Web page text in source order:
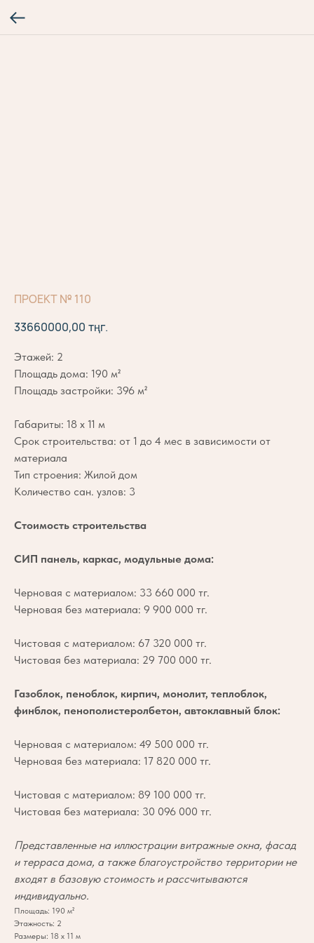
ПРОЕКТ № 110
33660000,00 тңг.
Этажей: 2
Площадь дома: 190 м²
Площадь застройки: 396 м²
Габариты: 18 х 11 м
Срок строительства: от 1 до 4 мес в зависимости от
материала
Тип строения: Жилой дом
Количество сан. узлов: 3
Стоимость строительства
СИП панель, каркас, модульные дома:
Черновая с материалом: 33 660 000 тг.
Черновая без материала: 9 900 000 тг.
Чистовая с материалом: 67 320 000 тг.
Чистовая без материала: 29 700 000 тг.
Газоблок, пеноблок, кирпич, монолит, теплоблок,
финблок, пенополистеролбетон, автоклавный блок:
Черновая с материалом: 49 500 000 тг.
Черновая без материала: 17 820 000 тг.
Чистовая с материалом: 89 100 000 тг.
Чистовая без материала: 30 096 000 тг.
Представленные на иллюстрации витражные окна, фасад
и терраса дома, а также благоустройство территории не
входят в базовую стоимость и рассчитываются
индивидуально.
Площадь: 190 м²
Этажность: 2
Размеры: 18 х 11 м